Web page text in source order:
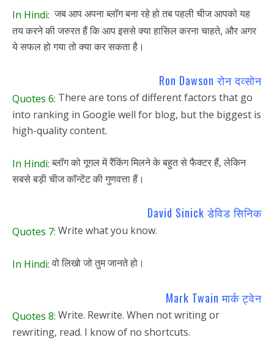
In Hindi: जब आप अपना ब्लॉग बना रहे हो तब पहली चीज आपको यह
तय करने की जरुरत हैं कि आप इससे क्या हासिल करना चाहते, और अगर
ये सफल हो गया तो क्या कर सकता है।
Ron Dawson रोन दव्सोन
Quotes 6: There are tons of different factors that go
into ranking in Google well for blog, but the biggest is
high-quality content.
In Hindi:ब्लॉग को गूगल में रैंकिंग मिलने के बहुत से फैक्टर हैं, लेकिन
सबसे बड़ी चीज कॉन्टेंट की गुणवत्ता हैं।
David Sinick डेविड सिनिक
Quotes 7: Write what you know.
In Hindi:वो लिखो जो तुम जानते हो।
Mark Twain मार्क ट्वेन
Quotes 8: Write. Rewrite. When not writing or
rewriting, read. I know of no shortcuts.